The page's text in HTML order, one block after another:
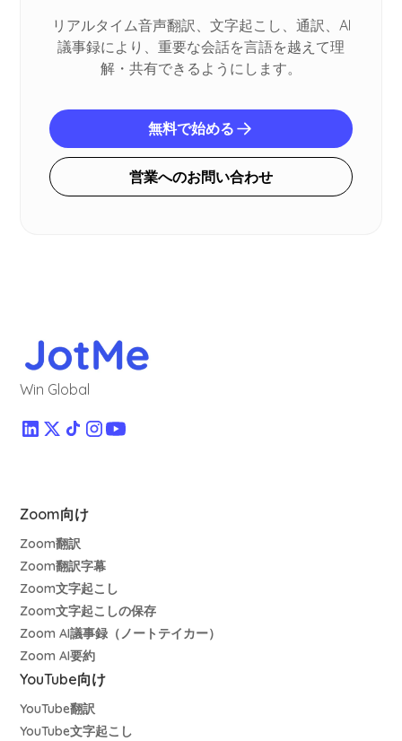
リアルタイム音声翻訳、文字起こし、通訳、AI
議事録により、重要な会話を言語を越えて理
解・共有できるようにします。
無料で始める
営業へのお問い合わせ
Win Global
Zoom向け
Zoom翻訳
Zoom翻訳字幕
Zoom文字起こし
Zoom文字起こしの保存
Zoom AI議事録（ノートテイカー）
Zoom AI要約
YouTube向け
YouTube翻訳
YouTube文字起こし